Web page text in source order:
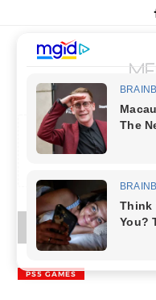
MENU
PS5 GAMES